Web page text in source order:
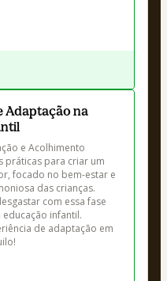
Adaptação na
e Acolhimento
práticas para criar um
focado no bem-estar e
das crianças.
com essa fase
infantil.
de adaptação em